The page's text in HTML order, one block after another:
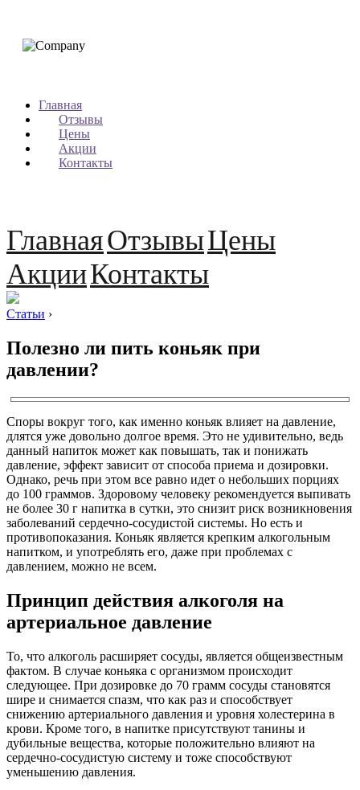
Главная
Отзывы
Цены
Акции
Контакты
ГлавнаяОтзывыЦены
АкцииКонтакты
Статьи ›
Полезно ли пить коньяк при
давлении?
Споры вокруг того, как именно коньяк влияет на давление,
длятся уже довольно долгое время. Это не удивительно, ведь
данный напиток может как повышать, так и понижать
давление, эффект зависит от способа приема и дозировки.
Однако, речь при этом все равно идет о небольших порциях
до 100 граммов. Здоровому человеку рекомендуется выпивать
не более 30 г напитка в сутки, это снизит риск возникновения
заболеваний сердечно-сосудистой системы. Но есть и
противопоказания. Коньяк является крепким алкогольным
напитком, и употреблять его, даже при проблемах с
давлением, можно не всем.
Принцип действия алкоголя на
артериальное давление
То, что алкоголь расширяет сосуды, является общеизвестным
фактом. В случае коньяка с организмом происходит
следующее. При дозировке до 70 грамм сосуды становятся
шире и снимается спазм, что как раз и способствует
снижению артериального давления и уровня холестерина в
крови. Кроме того, в напитке присутствуют танины и
дубильные вещества, которые положительно влияют на
сердечно-сосудистую систему и тоже способствуют
уменьшению давления.